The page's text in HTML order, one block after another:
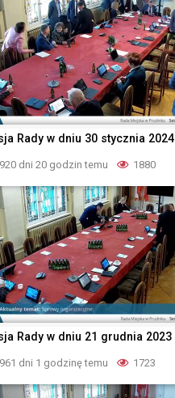
Rady w dniu 30 stycznia 2024
920 dni 20 godzin temu 1880
Rady w dniu 21 grudnia 2023
961 dni 1 godzinę temu 1723